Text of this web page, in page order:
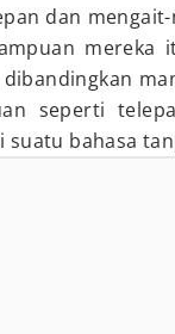
dan
mereka
seperti
suatu bahasa